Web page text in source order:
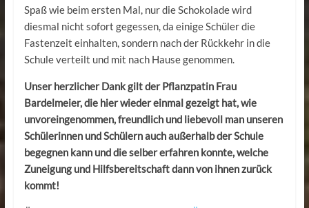
Spaß wie beim ersten Mal, nur die Schokolade wird
diesmal nicht sofort gegessen, da einige Schüler die
Fastenzeit einhalten, sondern nach der Rückkehr in die
Schule verteilt und mit nach Hause genom­men.
Unser herzlicher Dank gilt der Pflanzpatin Frau
Bardelmeier, die hier wieder einmal gezeigt hat, wie
unvoreingenommen, freundlich und liebevoll man unseren
Schülerinnen und Schülern auch außerhalb der Schule
begegnen kann und die selber erfahren konnte, welche
Zuneigung und Hilfsbereitschaft dann von ihnen zurück
kommt!